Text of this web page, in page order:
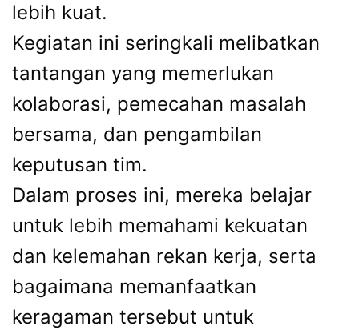
lebih kuat.
Kegiatan ini seringkali melibatkan
tantangan yang memerlukan
kolaborasi, pemecahan masalah
bersama, dan pengambilan
keputusan tim.
Dalam proses ini, mereka belajar
untuk lebih memahami kekuatan
dan kelemahan rekan kerja, serta
bagaimana memanfaatkan
keragaman tersebut untuk